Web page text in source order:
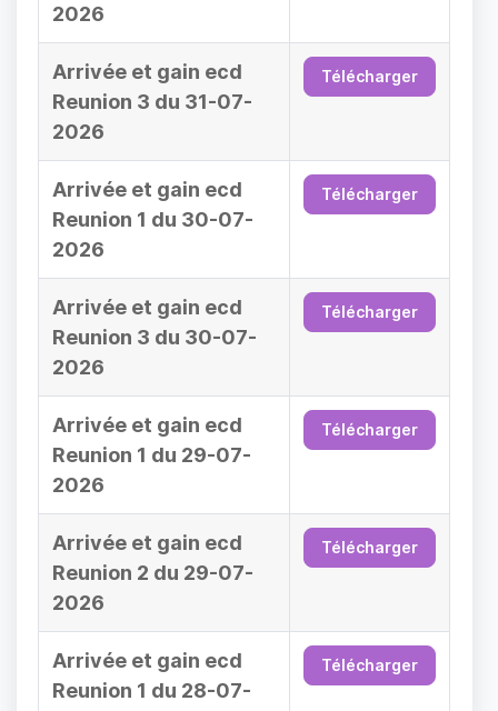
2026
Arrivée et gain ecd
Reunion 3 du 31-07-
2026
Télécharger
Arrivée et gain ecd
Reunion 1 du 30-07-
2026
Télécharger
Arrivée et gain ecd
Reunion 3 du 30-07-
2026
Télécharger
Arrivée et gain ecd
Reunion 1 du 29-07-
2026
Télécharger
Arrivée et gain ecd
Reunion 2 du 29-07-
2026
Télécharger
Arrivée et gain ecd
Reunion 1 du 28-07-
Télécharger